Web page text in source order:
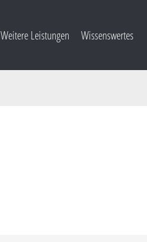
Weitere Leistungen Wissenswertes